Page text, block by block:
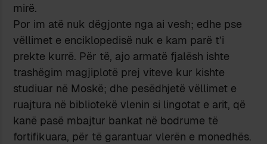
mirë.
Por im atë nuk dëgjonte nga ai vesh; edhe pse
vëllimet e enciklopedisë nuk e kam parë t’i
prekte kurrë. Për të, ajo armatë fjalësh ishte
trashëgim magjiplotë prej viteve kur kishte
studiuar në Moskë; dhe pesëdhjetë vëllimet e
ruajtura në bibliotekë vlenin si lingotat e arit, që
kanë pasë mbajtur bankat në bodrume të
fortifikuara, për të garantuar vlerën e monedhës.